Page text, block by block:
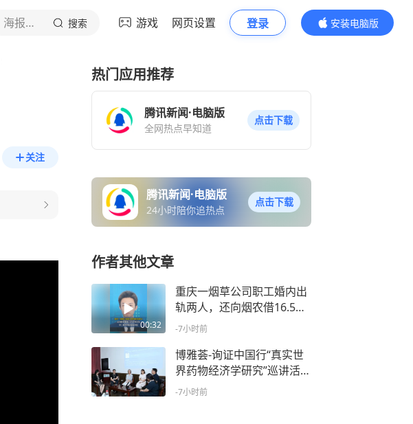
海报新闻 搜索 游戏 网页设置 登录
安装电脑版
内容更精彩
关注
热门应用推荐
腾讯新闻·电脑版
全网热点早知道
点击下载
腾讯新闻·电脑版
24小时陪你追热点
点击下载
作者其他文章
00:32
重庆一烟草公司职工婚内出
轨两人，还向烟农借16.5万
买房买车 职工被开除后起诉
间借贷”，二审法院驳回诉求
-7小时前
博雅荟-询证中国行“真实世
界药物经济学研究”巡讲活动
圆满落幕
-7小时前